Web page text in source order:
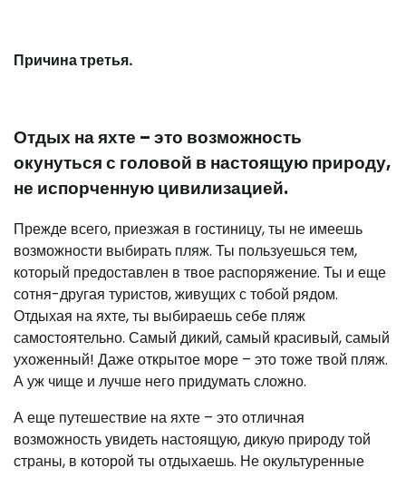
Причина третья.
Отдых на яхте – это возможность
окунуться с головой в настоящую природу,
не испорченную цивилизацией.
Прежде всего, приезжая в гостиницу, ты не имеешь
возможности выбирать пляж. Ты пользуешься тем,
который предоставлен в твое распоряжение. Ты и еще
сотня-другая туристов, живущих с тобой рядом.
Отдыхая на яхте, ты выбираешь себе пляж
самостоятельно. Самый дикий, самый красивый, самый
ухоженный! Даже открытое море – это тоже твой пляж.
А уж чище и лучше него придумать сложно.
А еще путешествие на яхте – это отличная
возможность увидеть настоящую, дикую природу той
страны, в которой ты отдыхаешь. Не окультуренные